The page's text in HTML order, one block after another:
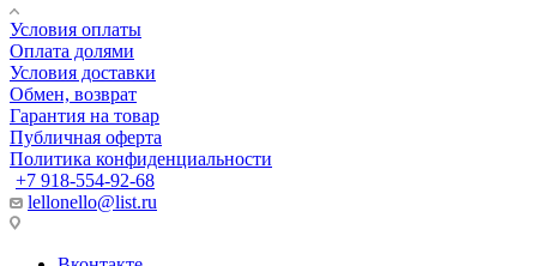
Условия оплаты
Оплата долями
Условия доставки
Обмен, возврат
Гарантия на товар
Публичная оферта
Политика конфиденциальности
+7 918-554-92-68
lellonello@list.ru